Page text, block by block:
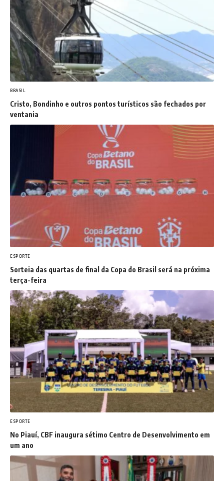
BRASIL
Cristo, Bondinho e outros pontos turísticos são fechados por
ventania
ESPORTE
Sorteia das quartas de final da Copa do Brasil será na próxima
terça-feira
ESPORTE
No Piauí, CBF inaugura sétimo Centro de Desenvolvimento em
um ano